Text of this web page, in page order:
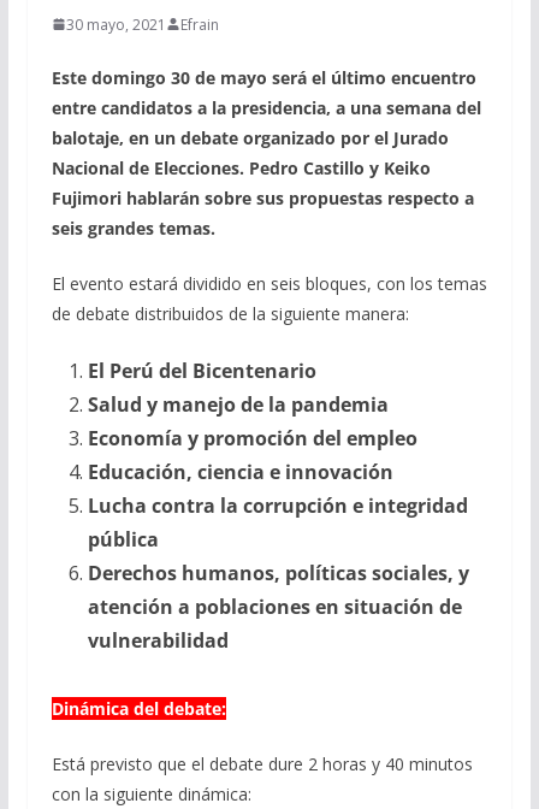
30 mayo, 2021 Efrain
Este domingo 30 de mayo será el último encuentro
entre candidatos a la presidencia, a una semana del
balotaje, en un debate organizado por el Jurado
Nacional de Elecciones. Pedro Castillo y Keiko
Fujimorihablarán sobre sus propuestas respecto a
seis grandes temas.
El evento estará dividido en seis bloques, con los temas
de debate distribuidos de la siguiente manera:
El Perú del Bicentenario
Salud y manejo de la pandemia
Economía y promoción del empleo
Educación, ciencia e innovación
Lucha contra la corrupción e integridad
pública
Derechos humanos, políticas sociales, y
atención a poblaciones en situación de
vulnerabilidad
Dinámica del debate:
Está previsto que el debate dure 2 horas y 40 minutos
con la siguiente dinámica: